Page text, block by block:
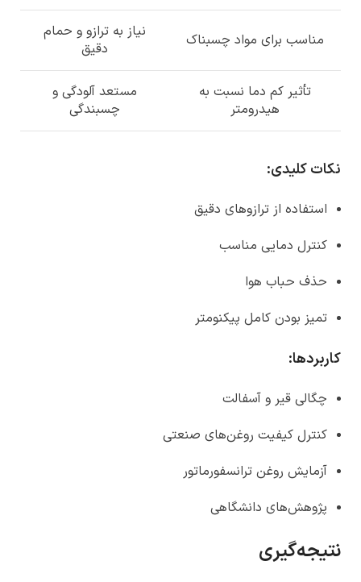
مناسب برای مواد چسبناک
نیاز به ترازو و حمام
دقیق
تأثیر کم دما نسبت به
هیدرومتر
مستعد آلودگی و
چسبندگی
نکات کلیدی:
استفاده از ترازوهای دقیق
کنترل دمایی مناسب
حذف حباب هوا
تمیز بودن کامل پیکنومتر
کاربردها:
چگالی قیر و آسفالت
کنترل کیفیت روغن‌های صنعتی
آزمایش روغن ترانسفورماتور
پژوهش‌های دانشگاهی
نتیجه‌گیری